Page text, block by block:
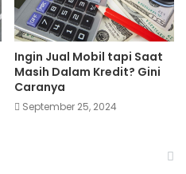
Ingin Jual Mobil tapi Saat
Masih Dalam Kredit? Gini
Caranya
September 25, 2024